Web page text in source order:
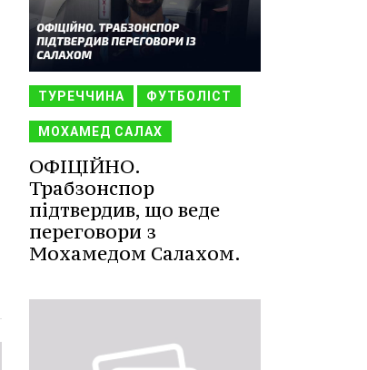
ТУРЕЧЧИНА ФУТБОЛІСТ
МОХАМЕД САЛАХ
ОФІЦІЙНО.
Трабзонспор
підтвердив, що веде
переговори з
Мохамедом Салахом.